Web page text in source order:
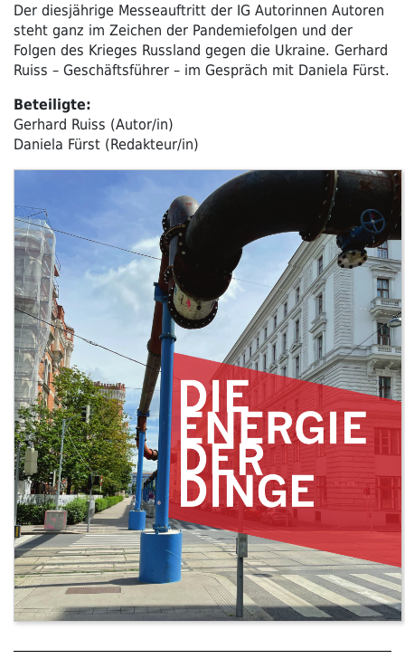
Der diesjährige Messeauftritt der IG Autorinnen Autoren
steht ganz im Zeichen der Pandemiefolgen und der
Folgen des Krieges Russland gegen die Ukraine. Gerhard
Ruiss – Geschäftsführer – im Gespräch mit Daniela Fürst.
Beteiligte:
Gerhard Ruiss (Autor/in)
Daniela Fürst (Redakteur/in)